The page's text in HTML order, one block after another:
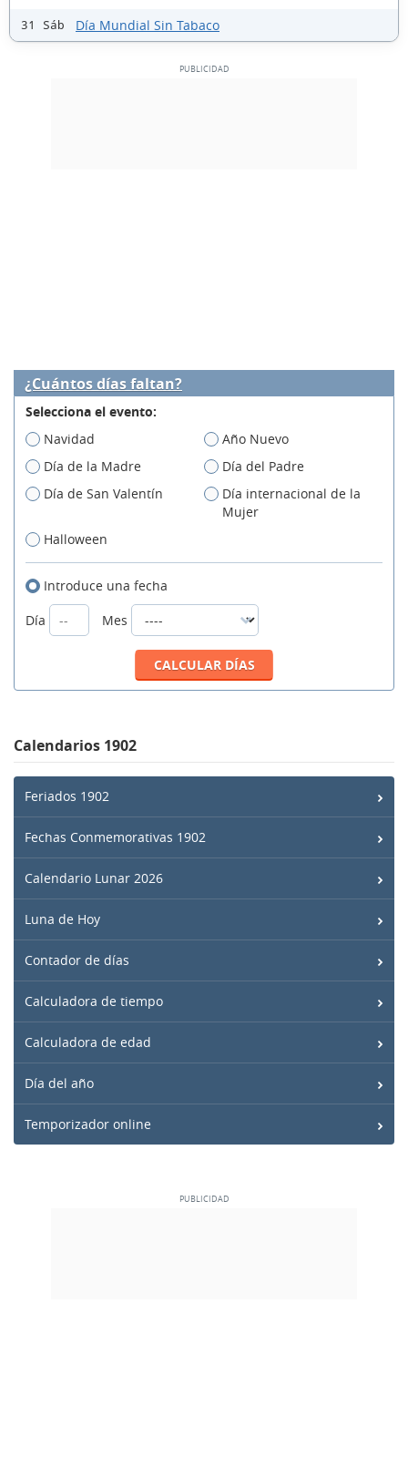
31 Sáb Día Mundial Sin Tabaco
¿Cuántos días faltan?
Selecciona el evento:
Navidad
Año Nuevo
Día de la Madre
Día del Padre
Día de San Valentín
Día internacional de la
Mujer
Halloween
Introduce una fecha
Día
Mes
Calendarios 1902
Feriados 1902
Fechas Conmemorativas 1902
Calendario Lunar 2026
Luna de Hoy
Contador de días
Calculadora de tiempo
Calculadora de edad
Día del año
Temporizador online